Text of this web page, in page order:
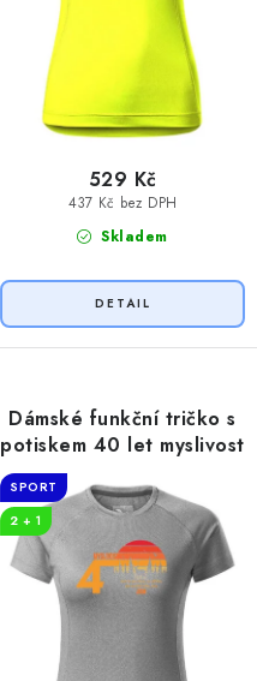
Skladem
437 Kč bez DPH
529 Kč
Dámské funkční tričko s
potiskem 40 let myslivost
SPORT
2 + 1